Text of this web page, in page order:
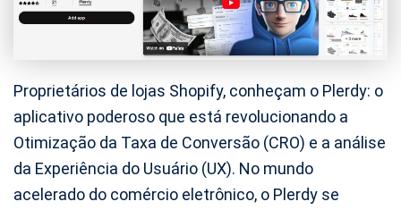
Proprietários de lojas Shopify, conheçam o Plerdy: o
aplicativo poderoso que está revolucionando a
Otimização da Taxa de Conversão (CRO) e a análise
da Experiência do Usuário (UX). No mundo
acelerado do comércio eletrônico, o Plerdy se